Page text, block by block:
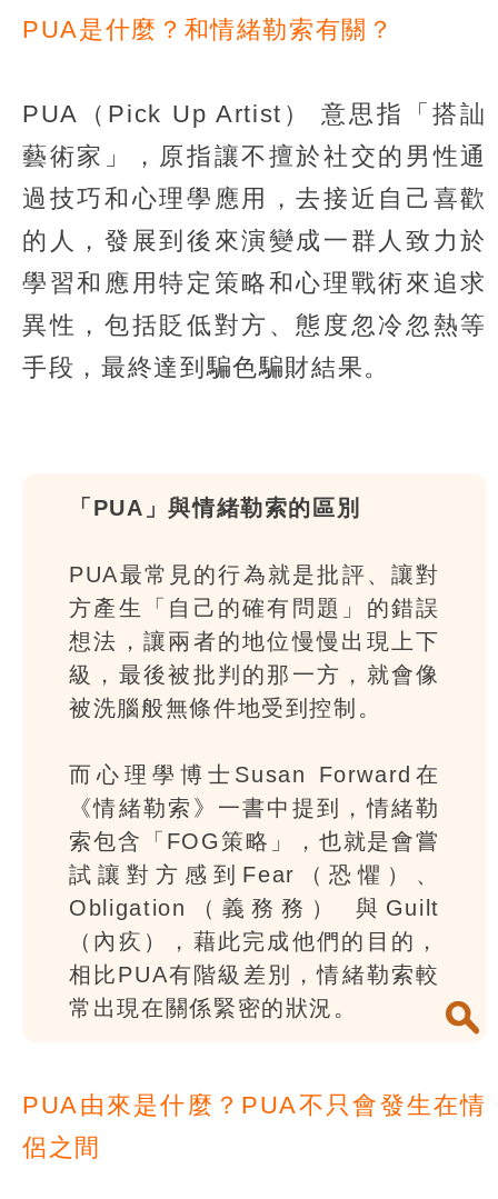
PUA是什麼？和情緒勒索有關？
PUA（Pick Up Artist） 意思指「搭訕
藝術家」，原指讓不擅於社交的男性通
過技巧和心理學應用，去接近自己喜歡
的人，發展到後來演變成一群人致力於
學習和應用特定策略和心理戰術來追求
異性，包括貶低對方、態度忽冷忽熱等
手段，最終達到騙色騙財結果。
「PUA」與情緒勒索的區別
PUA最常見的行為就是批評、讓對
方產生「自己的確有問題」的錯誤
想法，讓兩者的地位慢慢出現上下
級，最後被批判的那一方，就會像
被洗腦般無條件地受到控制。
而心理學博士Susan Forward在
《情緒勒索》一書中提到，情緒勒
索包含「FOG策略」，也就是會嘗
試讓對方感到Fear（恐懼）、
Obligation（義務務） 與Guilt
（內疚），藉此完成他們的目的，
相比PUA有階級差別，情緒勒索較
常出現在關係緊密的狀況。
PUA由來是什麼？PUA不只會發生在情
侶之間